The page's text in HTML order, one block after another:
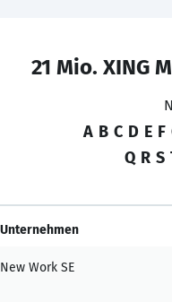
21 Mio. XING
A B C D E F
Q R S
Unternehmen
New Work SE